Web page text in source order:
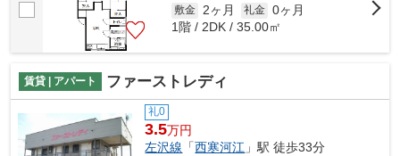
敷金 2ヶ月 礼金 0ヶ月
1階 / 2DK / 35.00㎡
賃貸 | アパート ファーストレディ
礼0
3.5万円
左沢線 「西寒河江 」駅 徒歩33分